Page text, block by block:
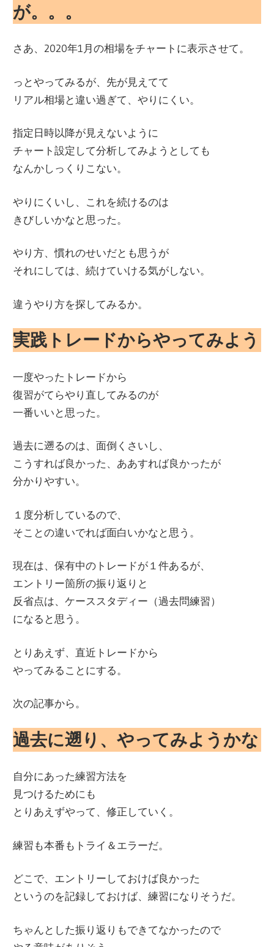
が。。。
さあ、2020年1月の相場をチャートに表示させて。
っとやってみるが、先が見えてて
リアル相場と違い過ぎて、やりにくい。
指定日時以降が見えないように
チャート設定して分析してみようとしても
なんかしっくりこない。
やりにくいし、これを続けるのは
きびしいかなと思った。
やり方、慣れのせいだとも思うが
それにしては、続けていける気がしない。
違うやり方を探してみるか。
実践トレードからやってみよう
一度やったトレードから
復習がてらやり直してみるのが
一番いいと思った。
過去に遡るのは、面倒くさいし、
こうすれば良かった、ああすれば良かったが
分かりやすい。
１度分析しているので、
そことの違いでれば面白いかなと思う。
現在は、保有中のトレードが１件あるが、
エントリー箇所の振り返りと
反省点は、ケーススタディー（過去問練習）
になると思う。
とりあえず、直近トレードから
やってみることにする。
次の記事から。
過去に遡り、やってみようかな
自分にあった練習方法を
見つけるためにも
とりあえずやって、修正していく。
練習も本番もトライ＆エラーだ。
どこで、エントリーしておけば良かった
というのを記録しておけば、練習になりそうだ。
ちゃんとした振り返りもできてなかったので